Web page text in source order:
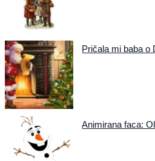
Pričala mi baba o
Animirana faca: